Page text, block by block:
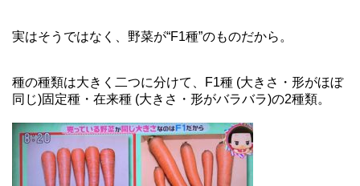
実はそうではなく、野菜が“F1種”のものだから。
種の種類は大きく二つに分けて、F1種 (大きさ・形がほぼ
同じ)固定種・在来種 (大きさ・形がバラバラ)の2種類。